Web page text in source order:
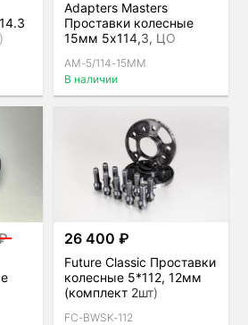
Adapters Masters
Проставки колесные
15мм 5х114,3, ЦО
черные
AM-5/114-15MM
В наличии
26 400 ₽
Future Classic Проставки
колесные 5*112, 12мм
(комплект 2шт)
FC-BWSK-112